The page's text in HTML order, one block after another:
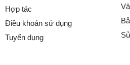
Hợp tác
Điều khoản sử dụng
Tuyển dụng